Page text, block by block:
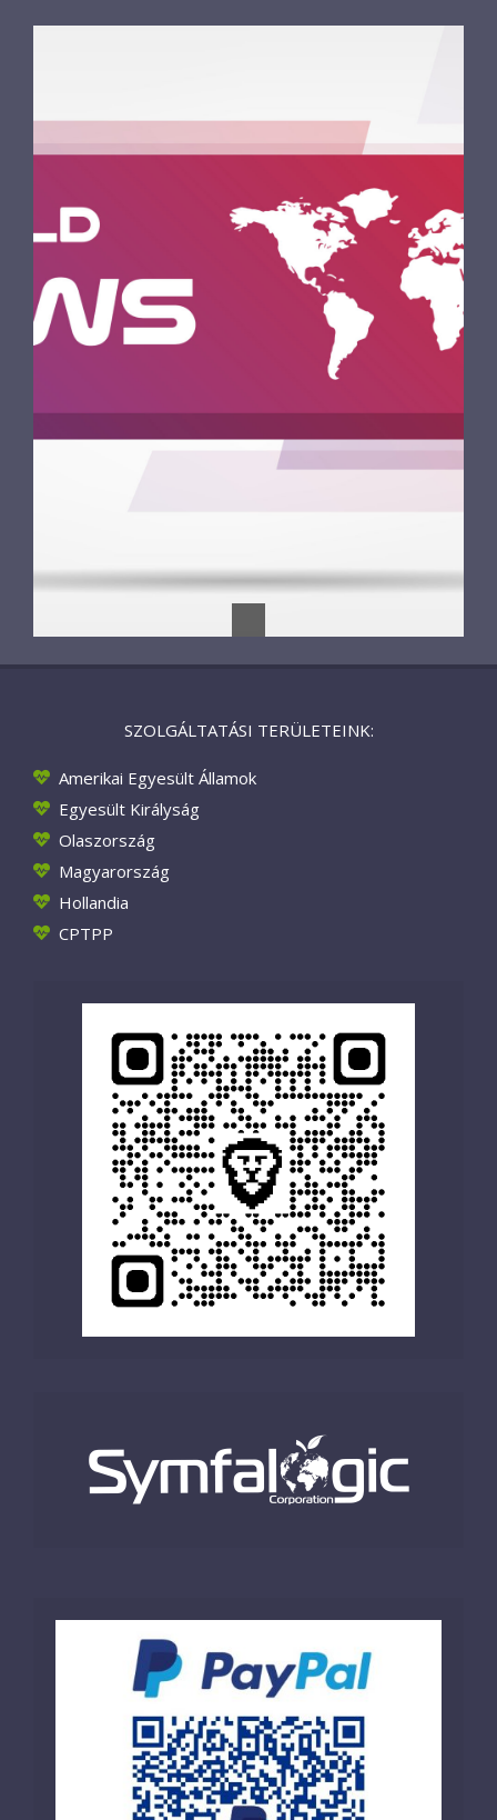
SZOLGÁLTATÁSI TERÜLETEINK:
Amerikai Egyesült Államok
Egyesült Királyság
Olaszország
Magyarország
Hollandia
CPTPP